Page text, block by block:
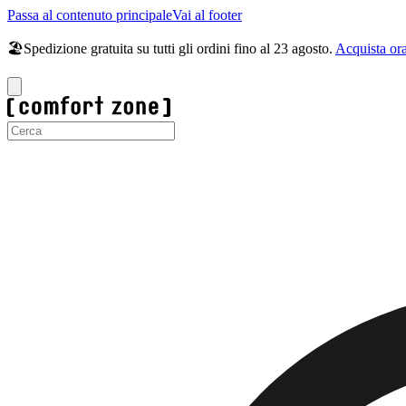
Passa al contenuto principaleVai al footer
🏖️Spedizione gratuita su tutti gli ordini fino al 23 agosto. Acquista